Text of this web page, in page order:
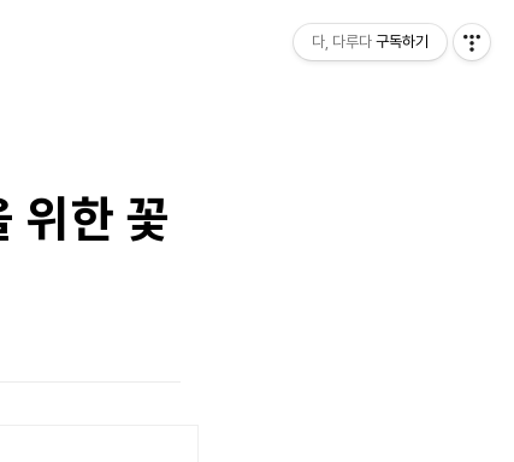
위한 꽃
다, 다루다 구독하기